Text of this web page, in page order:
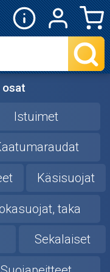
osat
Istuimet
Käsisuojat
taka
Sekalaiset